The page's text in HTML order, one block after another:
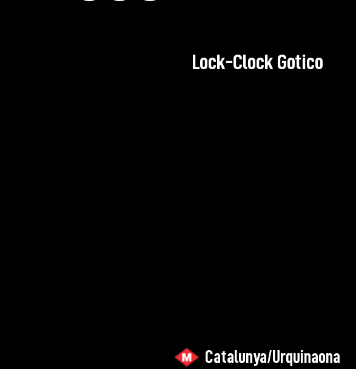
Lock-Clock Gotico
Catalunya/Urquinaona